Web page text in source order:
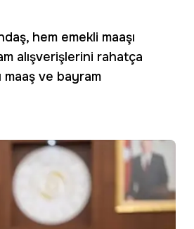
hem emekli maaşı
alışverişlerini rahatça
maaş ve bayram